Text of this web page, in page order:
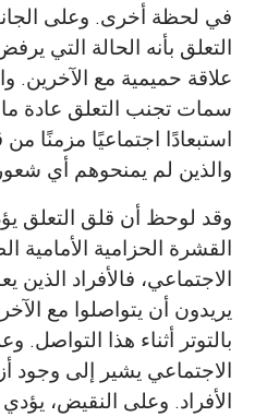
في لحظة أخرى. وعلى
التعلق بأنه الحالة التي
علاقة حميمية مع الآخرين.
سمات تجنب التعلق عادة ما
استبعادًا اجتماعيًا مزمنًا
والذين لم يمنحوهم أي
وقد لوحظ أن قلق التعلق
القشرة الحزامية الأمامية
الاجتماعي، فالأفراد الذين
يريدون أن يتواصلوا مع
بالتوتر أثناء هذا التواصل.
الاجتماعي يشير إلى وجود
الأفراد. وعلى النقيض،